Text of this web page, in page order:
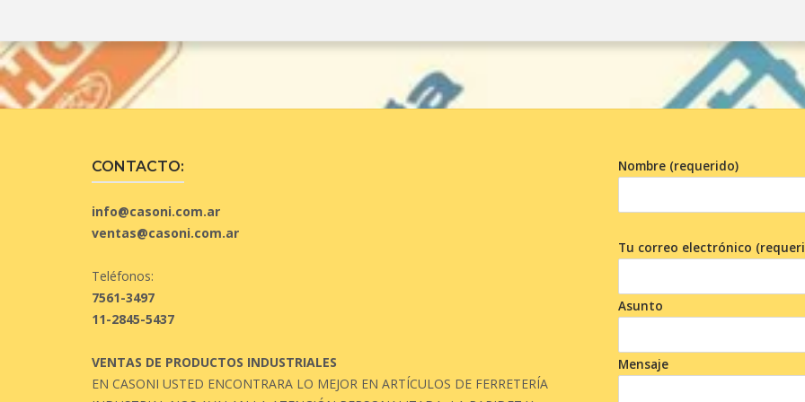
CONTACTO:
info@casoni.com.ar
ventas@casoni.com.ar
Teléfonos:
7561-3497
11-2845-5437
VENTAS DE PRODUCTOS INDUSTRIALES
EN CASONI USTED ENCONTRARA LO MEJOR EN ARTÍCULOS DE FERRETERÍA
Nombre (requerido)
Tu correo electrónico
Asunto
Mensaje